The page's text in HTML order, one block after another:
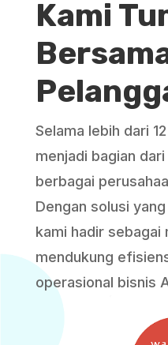
Kami
Selama lebih dari
menjadi bagian
berbagai
Dengan solusi
kami hadir
mendukung
operasional bisnis